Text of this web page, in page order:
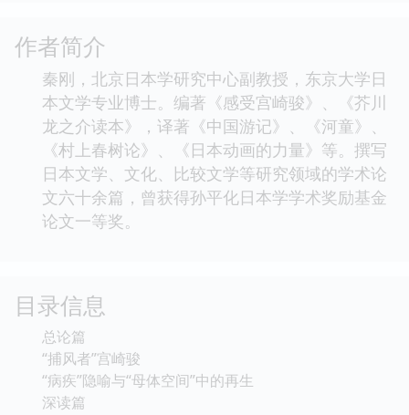
作者简介
秦刚，北京日本学研究中心副教授，东京大学日
本文学专业博士。编著《感受宫崎骏》、《芥川
龙之介读本》，译著《中国游记》、《河童》、
《村上春树论》、《日本动画的力量》等。撰写
日本文学、文化、比较文学等研究领域的学术论
文六十余篇，曾获得孙平化日本学学术奖励基金
论文一等奖。
目录信息
总论篇
“捕风者”宫崎骏
“病疾”隐喻与“母体空间”中的再生
深读篇